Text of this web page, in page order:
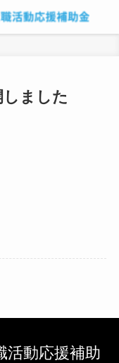
ました
活動応援補助